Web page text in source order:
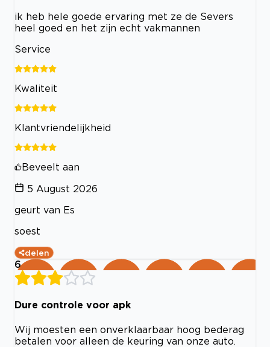
ik heb hele goede ervaring met ze de Severs
heel goed en het zijn echt vakmannen
Service
Kwaliteit
Klantvriendelijkheid
Beveelt aan
5 August 2026
geurt van Es
soest
delen
6
Dure controle voor apk
Wij moesten een onverklaarbaar hoog bederag
betalen voor alleen de keuring van onze auto.